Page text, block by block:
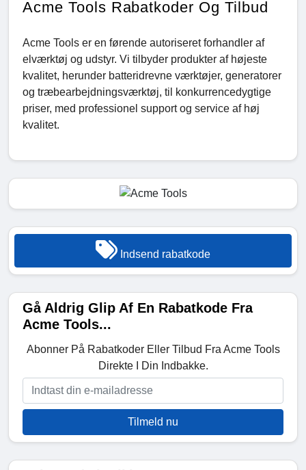
Acme Tools Rabatkoder Og Tilbud
Acme Tools er en førende autoriseret forhandler af
elværktøj og udstyr. Vi tilbyder produkter af højeste
kvalitet, herunder batteridrevne værktøjer, generatorer
og træbearbejdningsværktøj, til konkurrencedygtige
priser, med professionel support og service af høj
kvalitet.
Indsend rabatkode
Gå Aldrig Glip Af En Rabatkode Fra
Acme Tools...
Abonner På Rabatkoder Eller Tilbud Fra Acme Tools
Direkte I Din Indbakke.
Tilmeld nu